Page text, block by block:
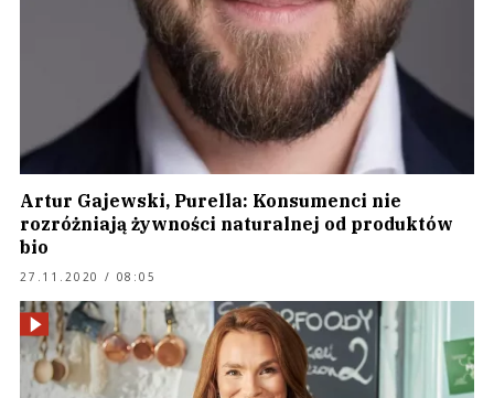
Artur Gajewski, Purella: Konsumenci nie
rozróżniają żywności naturalnej od produktów
bio
27.11.2020 / 08:05